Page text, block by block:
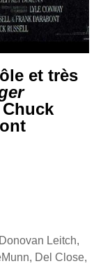
et très
Leitch,
Del Close,